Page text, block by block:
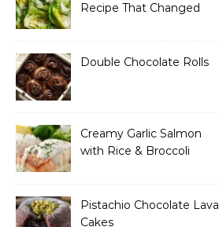
Recipe That Changed
Double Chocolate Rolls
Creamy Garlic Salmon
with Rice & Broccoli
Pistachio Chocolate Lava
Cakes